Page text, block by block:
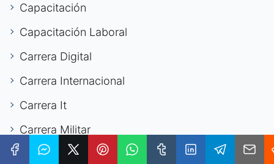
Capacitación
Capacitación Laboral
Carrera Digital
Carrera Internacional
Carrera It
Carrera Militar
Carrera Profesional